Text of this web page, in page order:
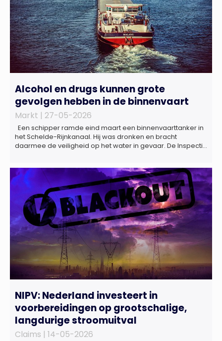
Alcohol en drugs kunnen grote
gevolgen hebben in de binnenvaart
Markt | 27-05-2026
Een schipper ramde eind maart een binnenvaarttanker in
het Schelde-Rijnkanaal. Hij was dronken en bracht
daarmee de veiligheid op het water in gevaar. De Inspectie
veiligheid op het water in gevaar én kan grote gevolgen
hebben voor de […]
NIPV: Nederland investeert in
voorbereidingen op grootschalige,
langdurige stroomuitval
Claims | 14-05-2026